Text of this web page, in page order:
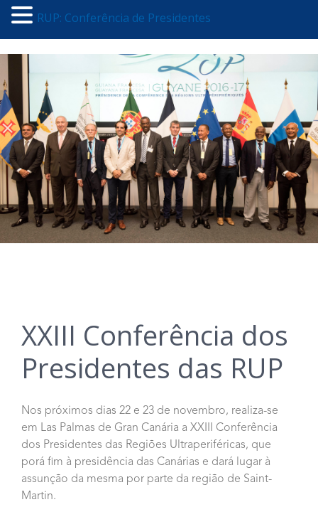
XXIII Conferência dos
Presidentes das RUP
Nos próximos dias 22 e 23 de novembro, realiza-se
em Las Palmas de Gran Canária a XXIII Conferência
dos Presidentes das Regiões Ultraperiféricas, que
porá fim à presidência das Canárias e dará lugar à
assunção da mesma por parte da região de Saint-
Martin.
RUP: Conferência de Presidentes